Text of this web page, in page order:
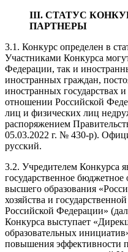
III. СТАТУС
ПАРТНЕРЫ
3.1. Конкурс определен в
Участниками Конкурса
Федерации, так и
иностранных граждан,
иностранных государствах
отношении Российской
лиц и физических лиц
распоряжением
05.03.2022 г. № 430-р).
русский.
3.2. Учредителем Конкурса
государственное бюджетное
высшего образования
хозяйства и
Российской Федерации»
Конкурса выступает
образовательных
повышения эффективности